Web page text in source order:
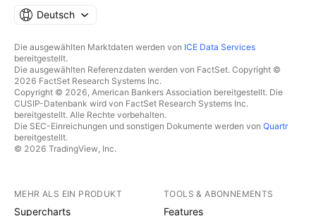
Deutsch
Die ausgewählten Marktdaten werden von ICE Data Services
bereitgestellt.
Die ausgewählten Referenzdaten werden von FactSet. Copyright ©
2026 FactSet Research Systems Inc.
Copyright © 2026, American Bankers Association bereitgestellt. Die
CUSIP-Datenbank wird von FactSet Research Systems Inc.
bereitgestellt. Alle Rechte vorbehalten.
Die SEC-Einreichungen und sonstigen Dokumente werden von Quartr
bereitgestellt.
© 2026 TradingView, Inc.
MEHR ALS EIN PRODUKT
Supercharts
TOOLS & ABONNEMENTS
Features